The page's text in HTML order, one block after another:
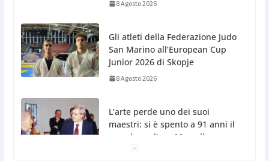
8 Agosto 2026
L’arte perde uno dei suoi
maestri: si è spento a 91 anni il
grande scultore Marcello
Sgattoni
A Oltremare 2.0 a Riccione in migliaia per